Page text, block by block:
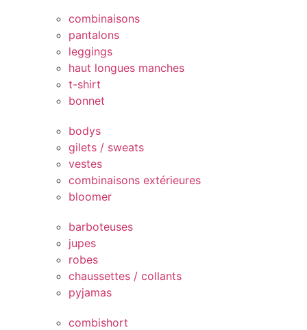
combinaisons
pantalons
leggings
haut longues manches
t-shirt
bonnet
bodys
gilets / sweats
vestes
combinaisons extérieures
bloomer
barboteuses
jupes
robes
chaussettes / collants
pyjamas
combishort